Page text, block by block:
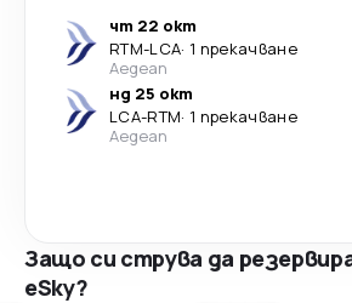
чт 22 окт
RTM-LCA· 1 прекачване
Aegean
нд 25 окт
LCA-RTM· 1 прекачване
Aegean
Защо си струва да
eSky?